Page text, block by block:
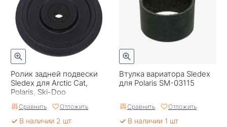
Ролик задней подвески
Sledex для Arctic Cat,
Polaris, Ski-Doo
Сравнить Отложить
В наличии 2 шт
Втулка вариатора Sledex
для Polaris SM-03115
Сравнить Отложить
В наличии 1 шт